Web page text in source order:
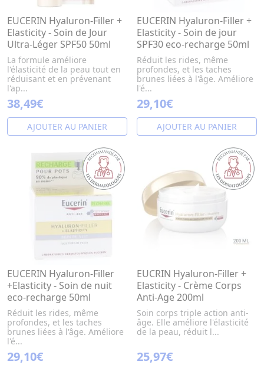
EUCERIN Hyaluron-Filler +
Elasticity - Soin de Jour
Ultra-Léger SPF50 50ml
La formule améliore
l'élasticité de la peau tout en
réduisant et en prévenant
l'ap...
38,49€
AJOUTER AU PANIER
EUCERIN Hyaluron-Filler +
Elasticity - Soin de jour
SPF30 eco-recharge 50ml
Réduit les rides, même
profondes, et les taches
brunes liées à l'âge. Améliore
l'é...
29,10€
AJOUTER AU PANIER
EUCERIN Hyaluron-Filler
+Elasticity - Soin de nuit
eco-recharge 50ml
Réduit les rides, même
profondes, et les taches
brunes liées à l'âge. Améliore
l'é...
29,10€
EUCRIN Hyaluron-Filler +
Elasticity - Crème Corps
Anti-Age 200ml
Soin corps triple action anti-
âge. Elle améliore l'élasticité
de la peau, réduit l...
25,97€